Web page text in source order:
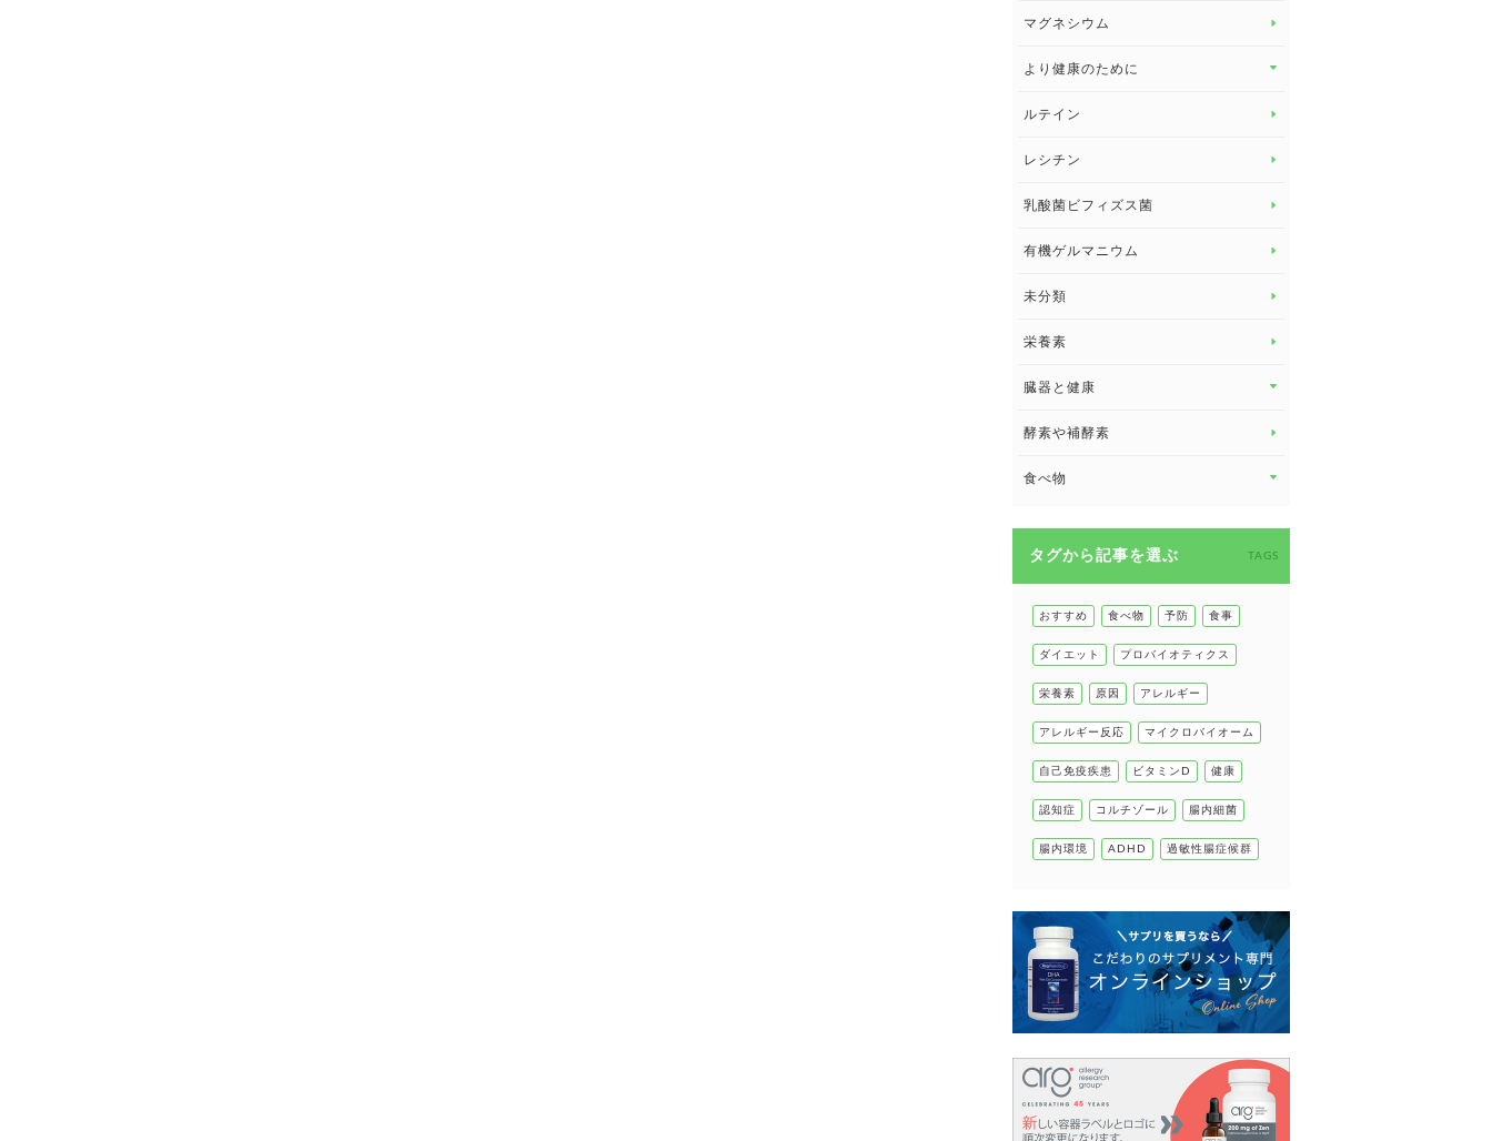
ビタミンE
マグネシウム
より健康のために
より健康のために トップ
眼の健康
睡眠
ルテイン
レシチン
乳酸菌ビフィズス菌
有機ゲルマニウム
未分類
栄養素
臓器と健康
臓器と健康 トップ
甲状腺
肌
肝臓の健康
腸の健康
酵素や補酵素
食べ物
健康食
タグから記事を選ぶ TAGS
おすすめ 食べ物 予防 食事
ダイエット プロバイオティクス
栄養素 原因 アレルギー
アレルギー反応 マイクロバイオーム
自己免疫疾患 ビタミンD 健康
認知症 コルチゾール 腸内細菌
腸内環境 ADHD 過敏性腸症候群